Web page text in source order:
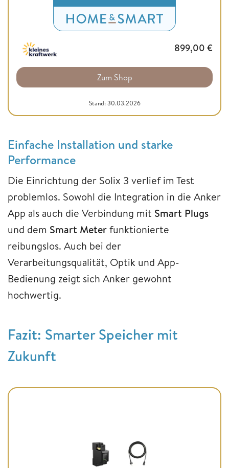
899,00 €
Zum Shop
Stand: 30.03.2026
Einfache Installation und starke
Performance
Die Einrichtung der Solix 3 verlief im Test
problemlos. Sowohl die Integration in die Anker
App als auch die Verbindung mit Smart Plugs
und dem Smart Meterfunktionierte
reibungslos. Auch bei der
Verarbeitungsqualität, Optik und App-
Bedienung zeigt sich Anker gewohnt
hochwertig.
Fazit: Smarter Speicher mit
Zukunft